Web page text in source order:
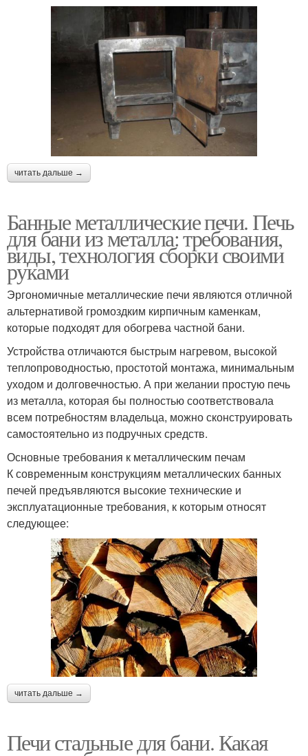
читать дальше →
Банные металлические печи. Печь
для бани из металла: требования,
виды, технология сборки своими
руками
Эргономичные металлические печи являются отличной
альтернативой громоздким кирпичным каменкам,
которые подходят для обогрева частной бани.
Устройства отличаются быстрым нагревом, высокой
теплопроводностью, простотой монтажа, минимальным
уходом и долговечностью. А при желании простую печь
из металла, которая бы полностью соответствовала
всем потребностям владельца, можно сконструировать
самостоятельно из подручных средств.
Основные требования к металлическим печам
К современным конструкциям металлических банных
печей предъявляются высокие технические и
эксплуатационные требования, к которым относят
следующее:
читать дальше →
Печи стальные для бани. Какая